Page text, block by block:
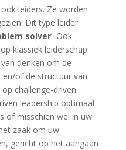
leiders. Ze worden
Dit type leider
solver’. Ook
klassiek leiderschap.
denken om de
of de structuur van
challenge-driven
leadership optimaal
of misschien wel in uw
zaak om uw
gericht op het aangaan